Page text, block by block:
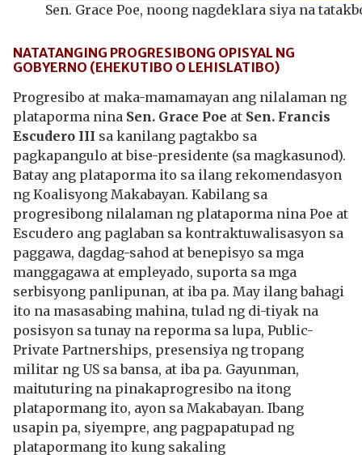
Sen. Grace Poe, noong nagdeklara siya na
NATATANGING PROGRESIBONG OPISYAL NG
GOBYERNO (EHEKUTIBO O LEHISLATIBO)
Progresibo at maka-mamamayan ang nilalaman ng
plataporma nina Sen. Grace Poe at Sen. Francis
Escudero III sa kanilang pagtakbo sa
pagkapangulo at bise-presidente (sa magkasunod).
Batay ang plataporma ito sa ilang rekomendasyon
ng Koalisyong Makabayan. Kabilang sa
progresibong nilalaman ng plataporma nina Poe at
Escudero ang paglaban sa kontraktuwalisasyon sa
paggawa, dagdag-sahod at benepisyo sa mga
manggagawa at empleyado, suporta sa mga
serbisyong panlipunan, at iba pa. May ilang bahagi
ito na masasabing mahina, tulad ng di-tiyak na
posisyon sa tunay na reporma sa lupa, Public-
Private Partnerships, presensiya ng tropang
militar ng US sa bansa, at iba pa. Gayunman,
maituturing na pinakaprogresibo na itong
platapormang ito, ayon sa Makabayan. Ibang
usapin pa, siyempre, ang pagpapatupad ng
platapormang ito kung sakaling